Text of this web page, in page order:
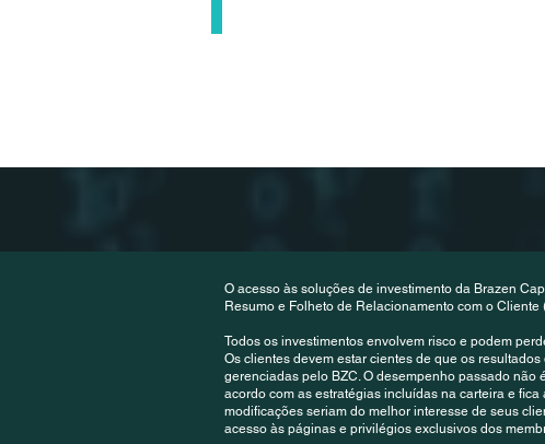
O acesso às soluções de investimento da Brazen
Resumo e Folheto de Relacionamento com o Cliente
Todos os investimentos envolvem risco e podem
Os clientes devem estar cientes de que os
gerenciadas pelo BZC. O desempenho passado
acordo com as estratégias incluídas na carteira e
modificações seriam do melhor interesse de seus
acesso às páginas e privilégios exclusivos dos